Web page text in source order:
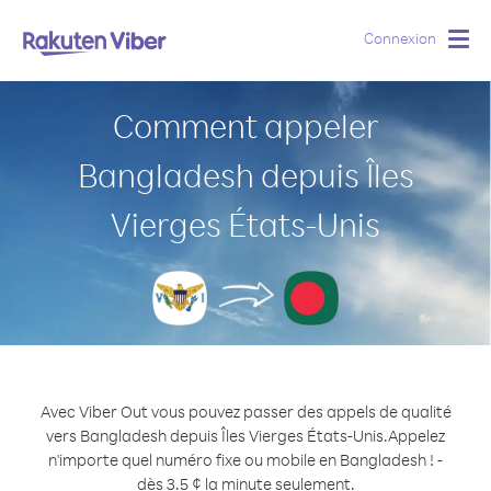
Connexion
Comment appeler
Bangladesh depuis Îles
Vierges États-Unis
Avec Viber Out vous pouvez passer des appels de qualité
vers Bangladesh depuis Îles Vierges États-Unis.Appelez
n'importe quel numéro fixe ou mobile en Bangladesh ! -
dès 3.5 ¢ la minute seulement.